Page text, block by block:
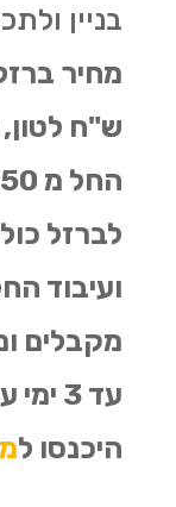
בניין
ש"ח
לברזל
מקבלים
עד 3
היכנסו ל